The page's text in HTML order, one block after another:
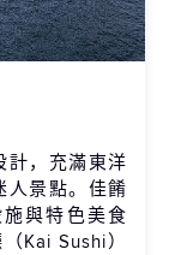
計，充滿東洋
人景點。佳餚
與特色美食
Kai Sushi）